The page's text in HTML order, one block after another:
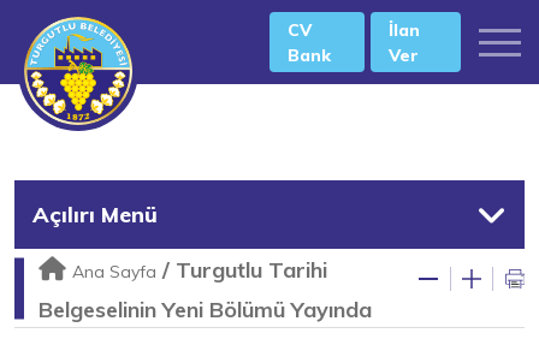
CV
Bank
İlan
Ver
Açılırı Menü
Ana Sayfa / Turgutlu Tarihi
Belgeselinin Yeni Bölümü Yayında